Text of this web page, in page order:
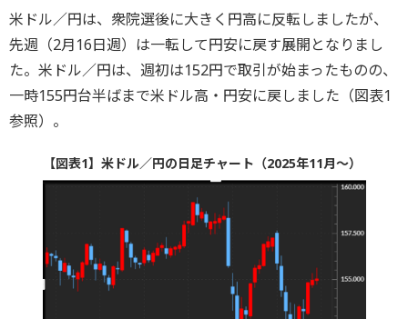
米ドル／円は、衆院選後に大きく円高に反転しましたが、
先週（2月16日週）は一転して円安に戻す展開となりまし
た。米ドル／円は、週初は152円で取引が始まったものの、
一時155円台半ばまで米ドル高・円安に戻しました（図表1
参照）。
【図表1】米ドル／円の日足チャート（2025年11月～）